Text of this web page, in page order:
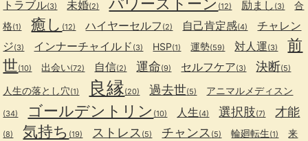
トラブル(3) 未婚(2) (12) 励まし (3)
合
格(1) 癒し (12) ハイヤーセルフ (2) 自己肯定感(4)
チャレン
ジ(3) インナーチャイルド (3) HSP(1) 運勢(59) 対人運(3)
前
世(10) 出会い(72) 自信(2) 運命(9) セルフケア(3) 決断(5)
人生の落とし穴(1) 良縁(20) 過去世(5) アニマルメディスン
(34) ゴールデントリン (10) 人生(4) 選択肢(7) 才能
(8) 気持ち (19) ストレス (5) チャンス (5) 輪廻転生(1)
来